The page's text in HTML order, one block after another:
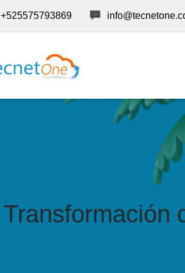
+525575793869
Transformación